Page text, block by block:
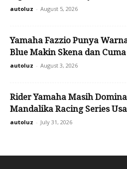
autoluz - August 5, 2026
Yamaha Fazzio Punya
Blue Makin Skena dan
autoluz - August 3, 2026
Rider Yamaha Masih
Mandalika Racing Series
autoluz - July 31, 2026